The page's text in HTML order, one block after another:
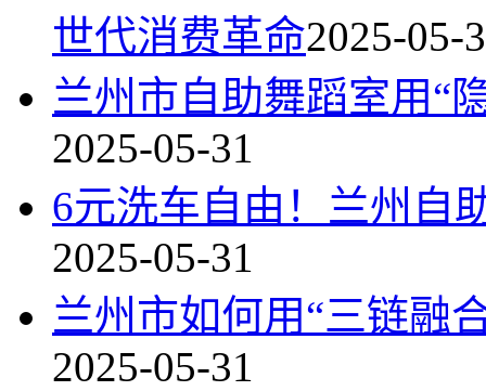
世代消费革命2025-05-
兰州市自助舞蹈室用“
2025-05-31
6元洗车自由！兰州自
2025-05-31
兰州市如何用“三链融
2025-05-31